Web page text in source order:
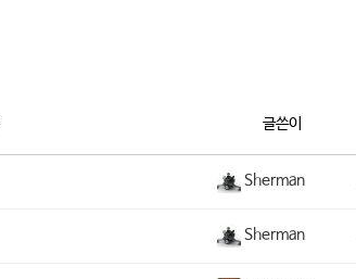
글쓴이
Sherman
Sherman